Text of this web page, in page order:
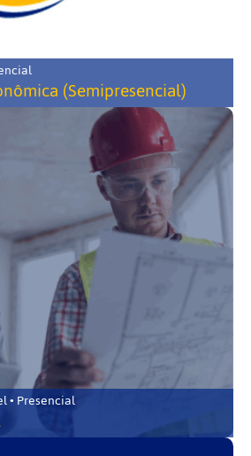
(Semipresencial)
• Presencial